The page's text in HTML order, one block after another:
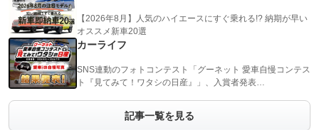
【2026年8月】人気のハイエースにすぐ乗れる!? 納期が早い
オススメ新車20選
カーライフ
SNS連動のフォトコンテスト「グーネット 愛車自慢コンテス
ト『見てみて！ワタシの日産』」、入賞者発表…
記事一覧を見る